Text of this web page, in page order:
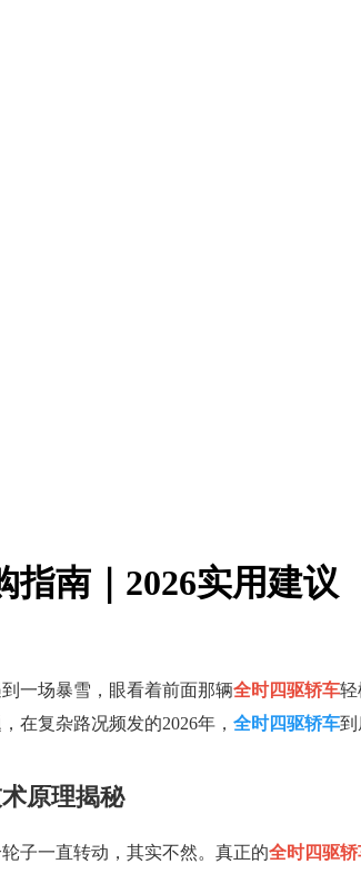
指南｜2026实用建议
一场暴雪，眼看着前面那辆全时四驱轿车轻
在复杂路况频发的2026年， 全时四驱轿车到
原理揭秘
子一直转动，其实不然。真正的全时四驱轿